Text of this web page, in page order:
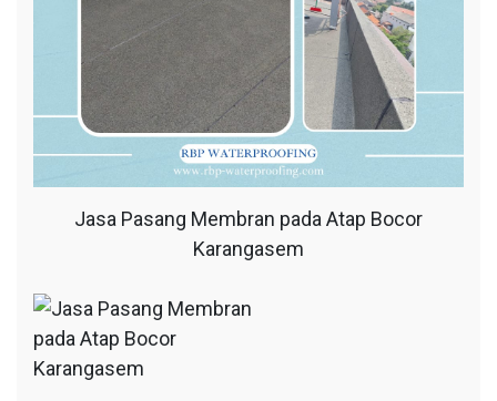
Jasa Pasang Membran pada Atap Bocor
Karangasem